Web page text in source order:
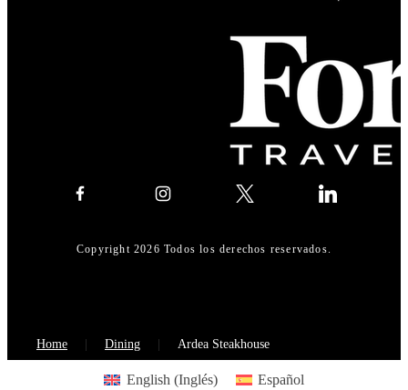
Copyright 2026 Todos los derechos reservados.
Home Dining Ardea Steakhouse
English (Inglés) Español